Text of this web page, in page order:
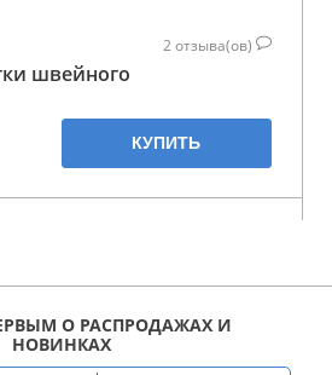
2 отзыва(ов)
швейного
КУПИТЬ
О РАСПРОДАЖАХ И
НОВИНКАХ